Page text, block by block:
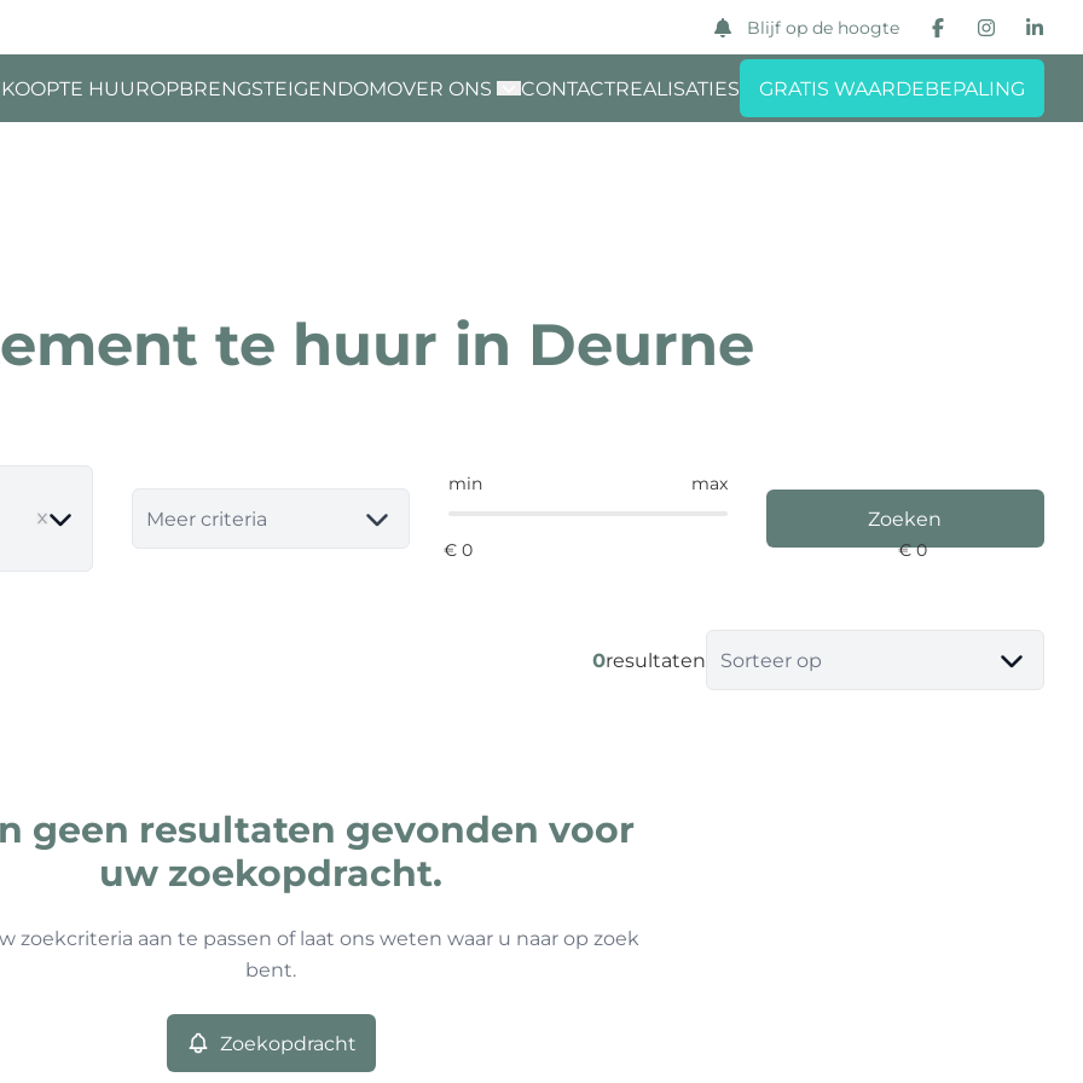
Blijf op de hoogte
TE HUUROPBRENGSTEIGENDOMOVER ONS CONTACTREALISATIES GRATIS WAARDEBEPALING
te huur in Deurne
Meer criteria
min max
Zoeken
0resultaten Sorteer op
geen resultaten gevonden voor
uw zoekopdracht.
zoekcriteria aan te passen of laat ons weten waar u naar op zoek
bent.
Zoekopdracht